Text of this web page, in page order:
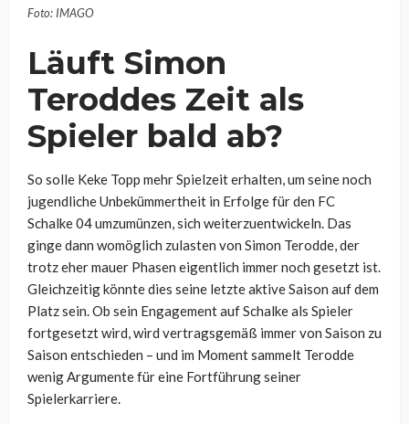
Foto: IMAGO
Läuft Simon
Teroddes Zeit als
Spieler bald ab?
So solle Keke Topp mehr Spielzeit erhalten, um seine noch
jugendliche Unbekümmertheit in Erfolge für den FC
Schalke 04 umzumünzen, sich weiterzuentwickeln. Das
ginge dann womöglich zulasten von Simon Terodde, der
trotz eher mauer Phasen eigentlich immer noch gesetzt ist.
Gleichzeitig könnte dies seine letzte aktive Saison auf dem
Platz sein. Ob sein Engagement auf Schalke als Spieler
fortgesetzt wird, wird vertragsgemäß immer von Saison zu
Saison entschieden – und im Moment sammelt Terodde
wenig Argumente für eine Fortführung seiner
Spielerkarriere.